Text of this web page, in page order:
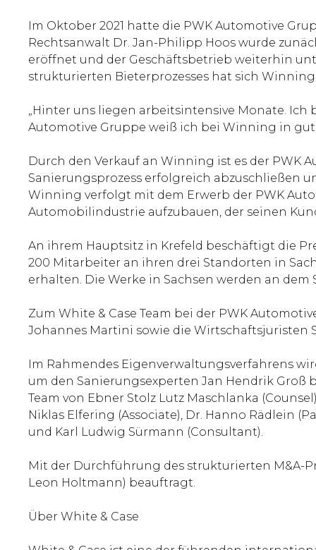
Im Oktober 2021 hatte die PWK Automotive
Rechtsanwalt Dr. Jan-Philipp Hoos wurde
eröffnet und der Geschäftsbetrieb weiterhin
strukturierten Bieterprozesses hat sich
„Hinter uns liegen arbeitsintensive Monate. Ich
Automotive Gruppe weiß ich bei Winning in
Durch den Verkauf an Winning ist es der PWK
Sanierungsprozess erfolgreich abzuschließen
Winning verfolgt mit dem Erwerb der PWK
Automobilindustrie aufzubauen, der seinen
An ihrem Hauptsitz in Krefeld beschäftigt die
200 Mitarbeiter an ihren drei Standorten in
erhalten. Die Werke in Sachsen werden an
Zum White & Case Team bei der PWK
Johannes Martini sowie die Wirtschaftsjuristen
Im Rahmendes Eigenverwaltungsverfahrens
um den Sanierungsexperten Jan Hendrik
Team von Ebner Stolz Lutz Maschlanka
Niklas Elfering (Associate), Dr. Hanno Rädlein
und Karl Ludwig Sürmann (Consultant).
Mit der Durchführung des strukturierten M&A-
Leon Holtmann) beauftragt.
Über White & Case